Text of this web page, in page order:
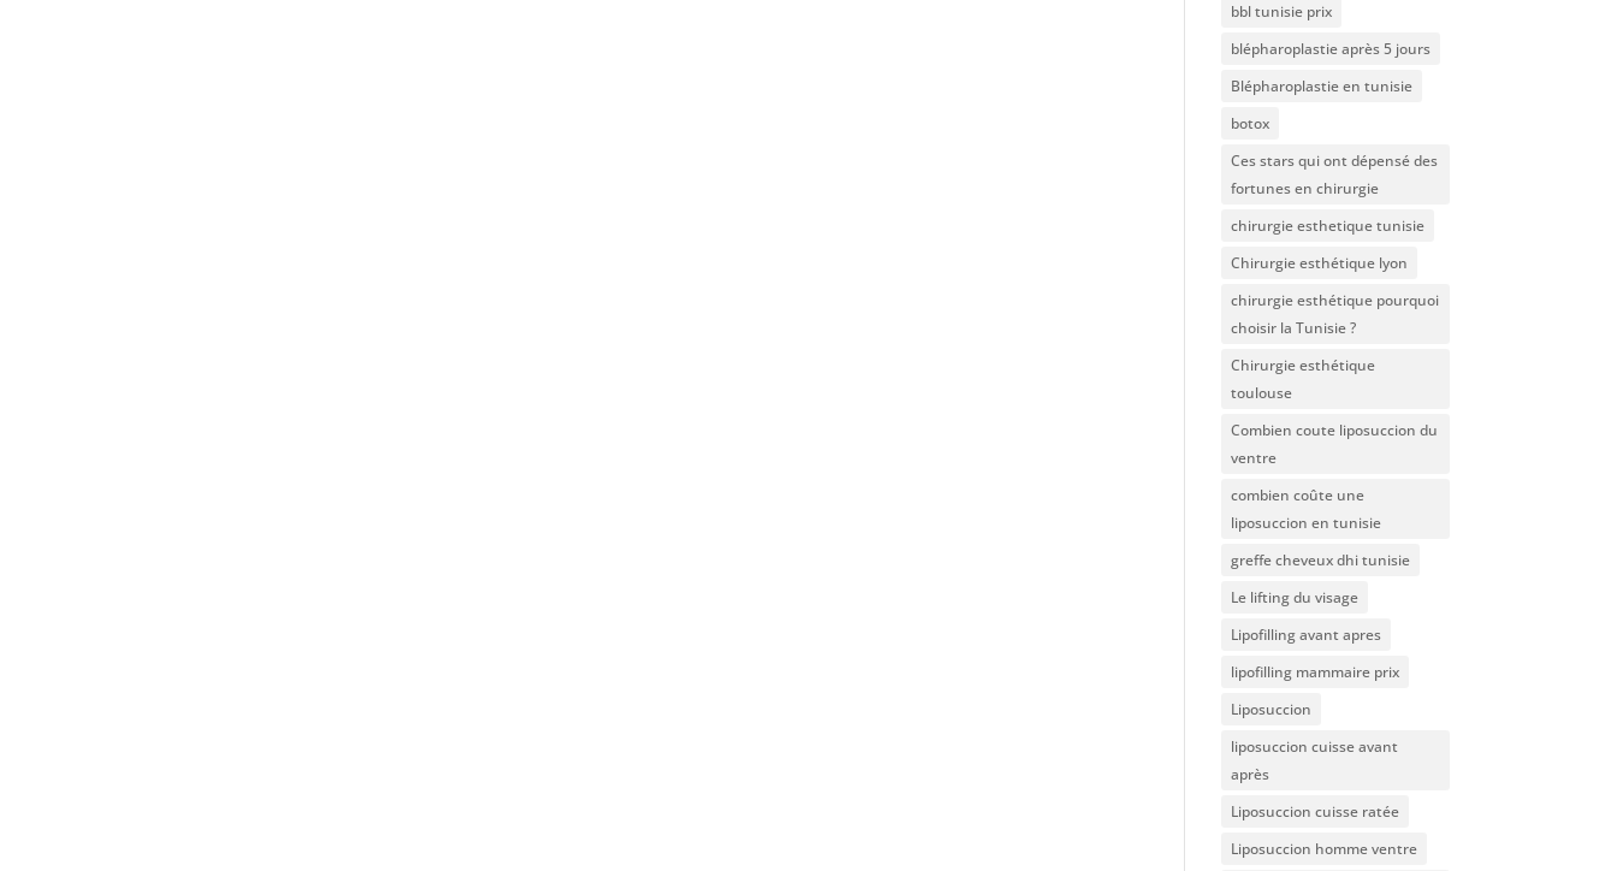
bbl tunisie prix
blépharoplastie après 5 jours
Blépharoplastie en tunisie
botox
Ces stars qui ont dépensé des
fortunes en chirurgie
chirurgie esthetique tunisie
Chirurgie esthétique lyon
chirurgie esthétique pourquoi
choisir la Tunisie ?
Chirurgie esthétique
toulouse
Combien coute liposuccion du
ventre​
combien coûte une
liposuccion en tunisie
greffe cheveux dhi tunisie
Le lifting du visage
Lipofilling avant apres
lipofilling mammaire prix
Liposuccion
liposuccion cuisse avant
après
Liposuccion cuisse ratée
Liposuccion homme ventre